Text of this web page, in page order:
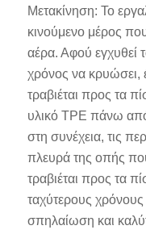
Μετακίνηση: Το
κινούμενο μέρος
αέρα. Αφού εγχυθεί
χρόνος να κρυώσει,
τραβιέται προς τα
υλικό TPE πάνω
στη συνέχεια, τις
πλευρά της οπής
τραβιέται προς τα
ταχύτερους
σπηλαίωση και